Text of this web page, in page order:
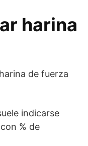
harina
de fuerza
indicarse
% de